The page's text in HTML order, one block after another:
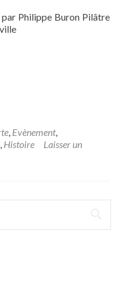
Philippe Buron Pilâtre
, Evènement,
, Histoire
Laisser un